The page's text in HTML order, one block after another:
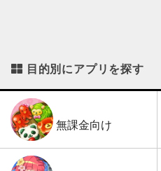
目的別にアプリを探す
無課金向け